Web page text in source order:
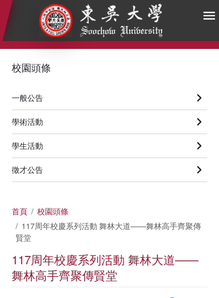
:::
校園頭條
一般公告
學術活動
學生活動
徵才公告
首頁
校園頭條
117周年校慶系列活動 舞林大道——舞林高手齊聚傳
賢堂
117周年校慶系列活動 舞林大道——
舞林高手齊聚傳賢堂